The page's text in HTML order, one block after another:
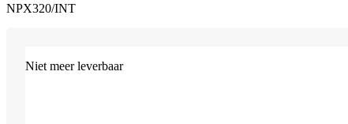
NPX320/INT
Niet meer leverbaar